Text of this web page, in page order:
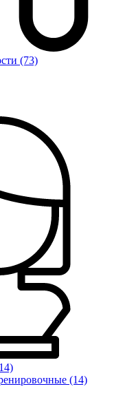
(73)
(14)